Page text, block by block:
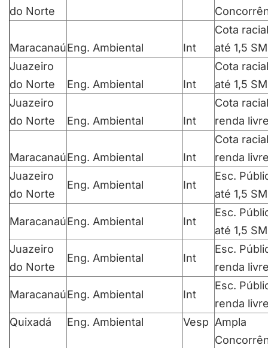
do Norte
MaracanaúEng. Ambiental Int
Cota racial
até 1,5 SM
Juazeiro
do Norte
Eng. Ambiental Int
Cota racial
até 1,5 SM
Juazeiro
do Norte
Eng. Ambiental Int
Cota racial
renda
MaracanaúEng. Ambiental Int
Cota racial
renda
Juazeiro
do Norte
Eng. Ambiental Int
Esc.
até 1,5 SM
MaracanaúEng. Ambiental Int
Esc.
até 1,5 SM
Juazeiro
do Norte
Eng. Ambiental Int
Esc.
renda
MaracanaúEng. Ambiental Int
Esc.
renda
Quixadá
Eng. Ambiental Vesp Ampla